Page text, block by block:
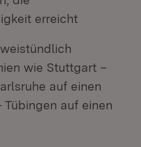
erreicht
wie Stuttgart –
auf einen
auf einen